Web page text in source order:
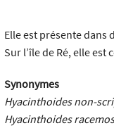
Elle est présente dans
Sur l’île de Ré, elle est
Synonymes
Hyacinthoides non-
Hyacinthoides